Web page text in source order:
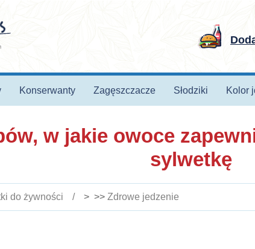
Konserwanty Zagęszczacze Słodziki Kolor
w jakie owoce
sylwetkę
do żywności > >> Zdrowe jedzenie